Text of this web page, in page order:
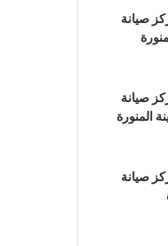
صيانة
صيانة
المنورة
صيانة